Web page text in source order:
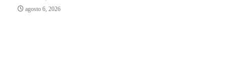
agosto 6, 2026